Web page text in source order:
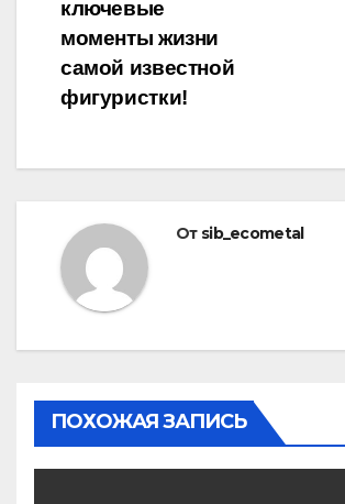
ключевые
моменты жизни
самой известной
фигуристки!
От sib_ecometal
ПОХОЖАЯ ЗАПИСЬ